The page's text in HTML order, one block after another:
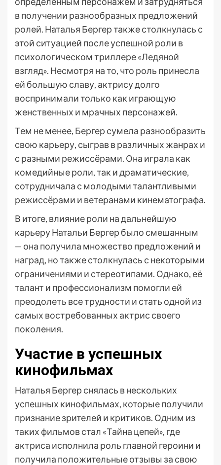
в получении разнообразных предложений
ролей. Наталья Бергер также столкнулась с
этой ситуацией после успешной роли в
психологическом триллере «Ледяной
взгляд». Несмотря на то, что роль принесла
ей большую славу, актрису долго
воспринимали только как играющую
женственных и мрачных персонажей.
Тем не менее, Бергер сумела разнообразить
свою карьеру, сыграв в различных жанрах и
с разными режиссёрами. Она играла как
комедийные роли, так и драматические,
сотрудничала с молодыми талантливыми
режиссёрами и ветеранами кинематографа.
В итоге, влияние роли на дальнейшую
карьеру Натальи Бергер было смешанным
— она получила множество предложений и
наград, но также столкнулась с некоторыми
ограничениями и стереотипами. Однако, её
талант и профессионализм помогли ей
преодолеть все трудности и стать одной из
самых востребованных актрис своего
поколения.
Участие в успешных
кинофильмах
Наталья Бергер снялась в нескольких
успешных кинофильмах, которые получили
признание зрителей и критиков. Одним из
таких фильмов стал «Тайна цепей», где
актриса исполнила роль главной героини и
получила положительные отзывы за свою